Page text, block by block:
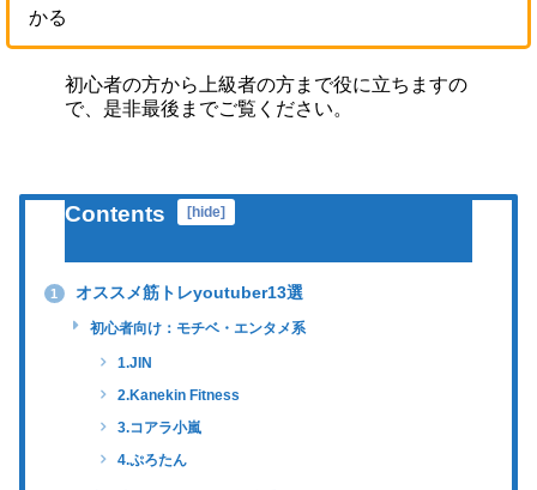
かる
初心者の方から上級者の方まで役に立ちますの
で、是非最後までご覧ください。
Contents [hide]
1 オススメ筋トレyoutuber13選
初心者向け：モチベ・エンタメ系
1.JIN
2.Kanekin Fitness
3.コアラ小嵐
4.ぷろたん